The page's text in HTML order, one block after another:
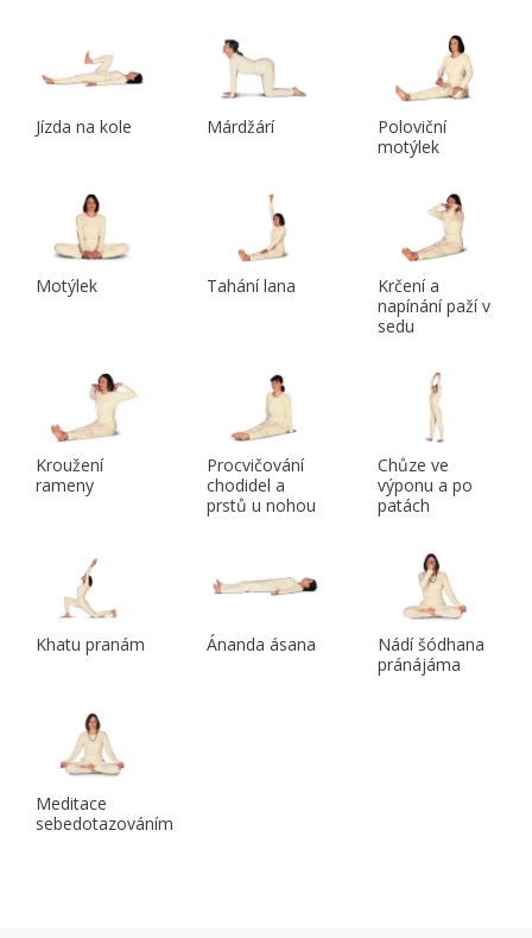
Jízda na kole Márdžárí
Poloviční
motýlek
Motýlek Tahání lana
Krčení a
napínání paží v
sedu
Kroužení
rameny
Procvičování
chodidel a
prstů u nohou
Chůze ve
výponu a po
patách
Khatu pranám Ánanda ásana
Nádí šódhana
pránájáma
Meditace
sebedotazováním